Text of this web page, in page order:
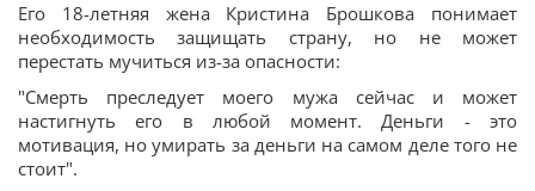
Его 18-летняя жена Кристина Брошкова понимает
необходимость защищать страну, но не может
перестать мучиться из-за опасности:
"Смерть преследует моего мужа сейчас и может
настигнуть его в любой момент. Деньги - это
мотивация, но умирать за деньги на самом деле того не
стоит".